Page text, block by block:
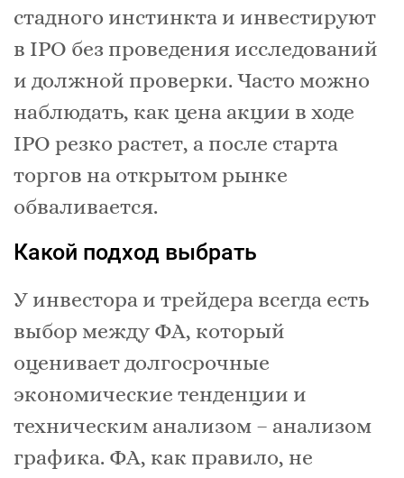
стадного инстинкта и инвестируют
в IPO без проведения исследований
и должной проверки. Часто можно
наблюдать, как цена акции в ходе
IPO резко растет, а после старта
торгов на открытом рынке
обваливается.
Какой подход выбрать
У инвестора и трейдера всегда есть
выбор между ФА, который
оценивает долгосрочные
экономические тенденции и
техническим анализом – анализом
графика. ФА, как правило, не